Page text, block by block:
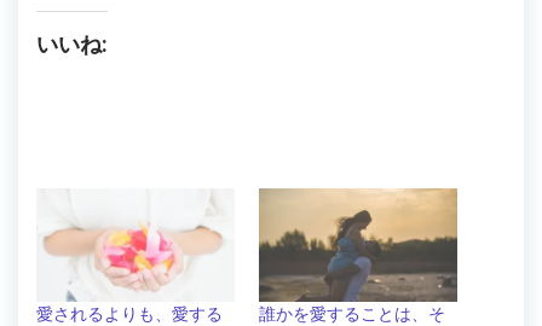
いいね:
愛されるよりも、愛する
誰かを愛することは、そ